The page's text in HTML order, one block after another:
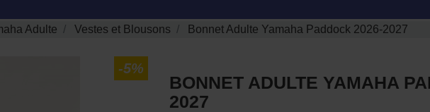
Adulte Vestes et Blousons Bonnet Adulte Yamaha Paddock 2026-2027
-5%
BONNET ADULTE YAMAHA
2027